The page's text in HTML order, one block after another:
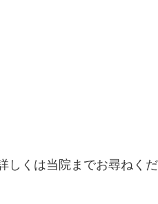
しくは当院までお尋ねくだ